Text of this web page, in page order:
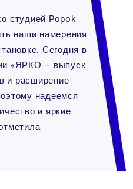
студией Popok
наши намерения
Сегодня в
«ЯРКО – выпуск
и расширение
надеемся
и яркие